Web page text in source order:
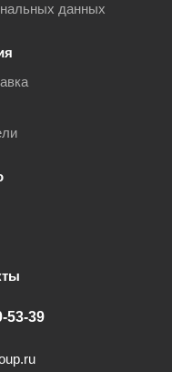
данных
53-39